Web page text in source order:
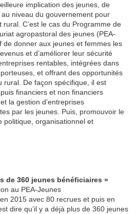
implication des jeunes, de
niveau du gouvernement pour
C’est le cas du Programme de
agropastoral des jeunes (PEA-
de donner aux jeunes et femmes les
et d’améliorer leur sécurité
rentables, intégrées dans
et offrant des opportunités
rural. De façon spécifique, il est
financiers et non financiers
la gestion d’entreprises
par les jeunes. Puis, promouvoir le
politique, organisationnel et
de 360 jeunes bénéficiaires »
au PEA-Jeunes
2015 avec 80 recrues et puis en
dire qu’il y a déjà plus de 360 jeunes